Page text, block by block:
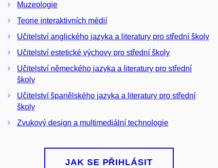
Muzeologie
Teorie interaktivních médií
Učitelství anglického jazyka a literatury pro střední školy
Učitelství estetické výchovy pro střední školy
Učitelství německého jazyka a literatury pro střední
školy
Učitelství španělského jazyka a literatury pro střední
školy
Zvukový design a multimediální technologie
JAK SE PŘIHLÁSIT